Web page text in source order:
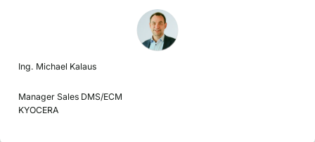
Ing. Michael Kalaus
Manager Sales DMS/ECM
KYOCERA